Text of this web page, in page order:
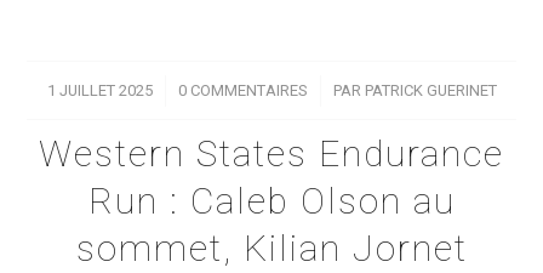
1 JUILLET 2025
/ 0 COMMENTAIRES
/ PAR PATRICK GUERINET
Western States Endurance
Run : Caleb Olson au
sommet, Kilian Jornet